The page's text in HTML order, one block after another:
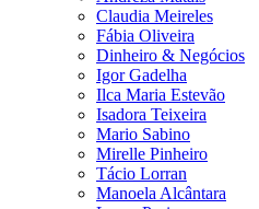
Claudia Meireles
Fábia Oliveira
Dinheiro & Negócios
Igor Gadelha
Ilca Maria Estevão
Isadora Teixeira
Mario Sabino
Mirelle Pinheiro
Tácio Lorran
Manoela Alcântara